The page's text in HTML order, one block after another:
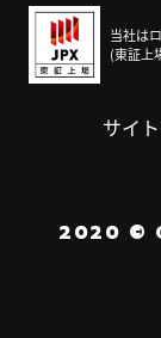
当社は
(東証上
サイ
2020 ©